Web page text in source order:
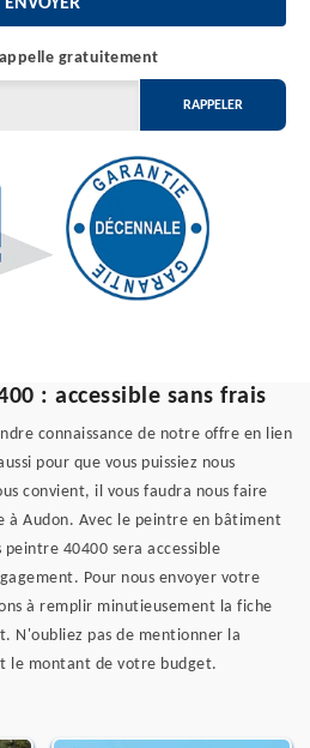
gratuitement
: accessible sans frais
connaissance de notre offre en lien
pour que vous puissiez nous
convient, il vous faudra nous faire
à Audon. Avec le peintre en bâtiment
40400 sera accessible
Pour nous envoyer votre
à remplir minutieusement la fiche
N'oubliez pas de mentionner la
le montant de votre budget.